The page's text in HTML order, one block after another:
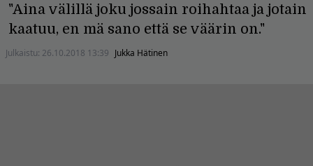
"Aina välillä joku jossain roihahtaa ja jotain
kaatuu, en mä sano että se väärin on."
Julkaistu: 26.10.2018 13:39 Jukka Hätinen